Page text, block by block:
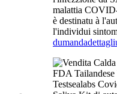
malattia
è destinatu à
l'individui
dumanda